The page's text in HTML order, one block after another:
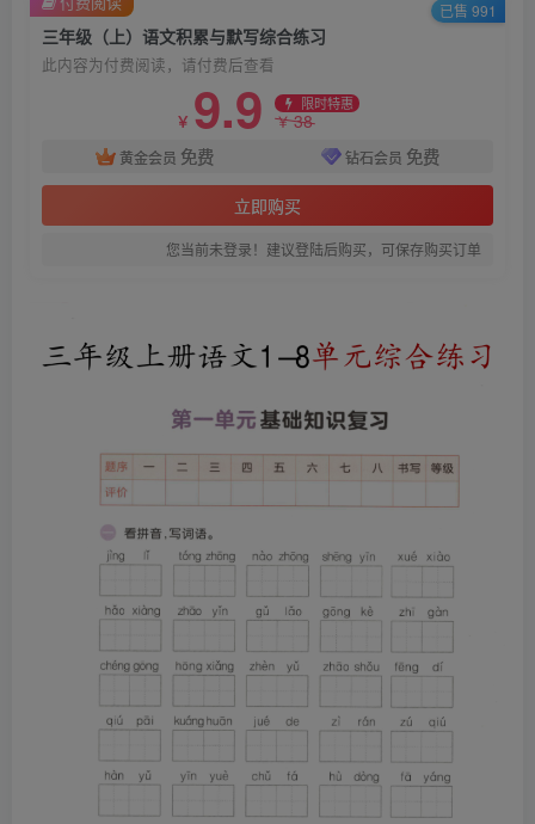
三年级（上）语文积累与默写综合练习
此内容为付费阅读，请付费后查看
￥ 9.9 限时特惠
￥38
黄金会员 免费 钻石会员 免费
立即购买
您当前未登录！建议登陆后购买，可保存购买订单
已售 991